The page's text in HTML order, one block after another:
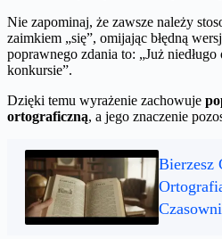
Nie zapominaj, że zawsze należy
zaimkiem „się”, omijając błędną
poprawnego zdania to: „Już
konkursie”.
Dzięki temu wyrażenie zachowuje
ortograficzną, a jego znaczenie
Bierzesz